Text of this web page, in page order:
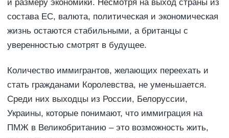
и размеру экономики. Несмотря на выход страны из
состава ЕС, валюта, политическая и экономическая
жизнь остаются стабильными, а британцы с
уверенностью смотрят в будущее.
Количество иммигрантов, желающих переехать и
стать гражданами Королевства, не уменьшается.
Среди них выходцы из России, Белоруссии,
Украины, которые понимают, что иммиграция на
ПМЖ в Великобританию – это возможность жить,